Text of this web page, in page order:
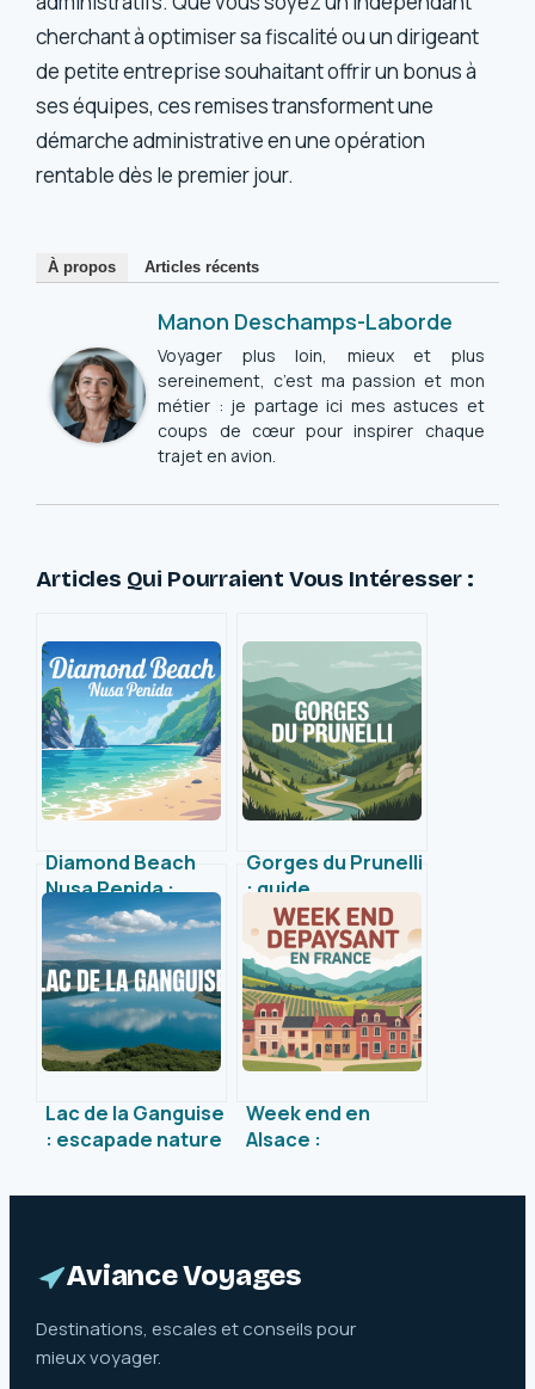
cherchant à optimiser sa fiscalité ou un dirigeant
de petite entreprise souhaitant offrir un bonus à
ses équipes, ces remises transforment une
démarche administrative en une opération
rentable dès le premier jour.
À propos Articles récents
Manon Deschamps-Laborde
Voyager plus loin, mieux et plus
sereinement, c’est ma passion et mon
métier : je partage ici mes astuces et
coups de cœur pour inspirer chaque
trajet en avion.
Articles Qui Pourraient Vous Intéresser :
Diamond Beach
Nusa Penida :
guide pour
explorer ce joyau
naturel
Gorges du Prunelli
: guide
authentique pour
explorer ce joyau
sauvage de Corse
Lac de la Ganguise
: escapade nature
incontournables
Week end en
Alsace :
itinéraires et
Aviance Voyages
Destinations, escales et conseils pour
mieux voyager.